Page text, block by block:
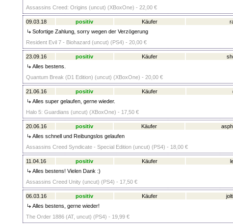
Assassins Creed: Origins (uncut) (XBoxOne) - 22,00 €
09.03.18 positiv Käufer
Sofortige Zahlung, sorry wegen der Verzögerung
Resident Evil 7 - Biohazard (uncut) (PS4) - 20,00 €
23.09.16 positiv Käufer
Alles bestens.
Quantum Break (D1 Edition) (uncut) (XBoxOne) - 20,00 €
21.06.16 positiv Käufer
Alles super gelaufen, gerne wieder.
Halo 5: Guardians (uncut) (XBoxOne) - 17,50 €
20.06.16 positiv Käufer
Alles schnell und Reibungslos gelaufen
Assassins Creed Syndicate - Special Edition (uncut) (PS4) - 18,00 €
11.04.16 positiv Käufer
Alles bestens! Vielen Dank :)
Assassins Creed Unity (uncut) (PS4) - 17,50 €
06.03.16 positiv Käufer
Alles bestens, gerne wieder!
The Order 1886 (AT, uncut) (PS4) - 19,99 €